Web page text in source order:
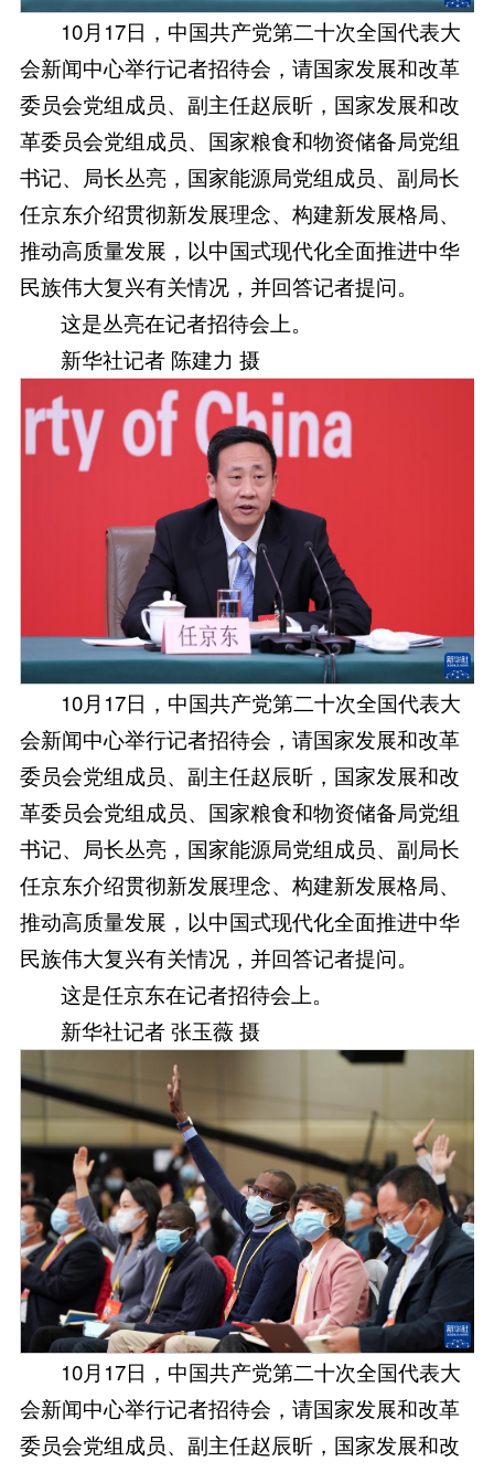
10月17日，中国共产党第二十次全国代表大
会新闻中心举行记者招待会，请国家发展和改革
委员会党组成员、副主任赵辰昕，国家发展和改
革委员会党组成员、国家粮食和物资储备局党组
书记、局长丛亮，国家能源局党组成员、副局长
任京东介绍贯彻新发展理念、构建新发展格局、
推动高质量发展，以中国式现代化全面推进中华
民族伟大复兴有关情况，并回答记者提问。
这是丛亮在记者招待会上。
新华社记者 陈建力 摄
10月17日，中国共产党第二十次全国代表大
会新闻中心举行记者招待会，请国家发展和改革
委员会党组成员、副主任赵辰昕，国家发展和改
革委员会党组成员、国家粮食和物资储备局党组
书记、局长丛亮，国家能源局党组成员、副局长
任京东介绍贯彻新发展理念、构建新发展格局、
推动高质量发展，以中国式现代化全面推进中华
民族伟大复兴有关情况，并回答记者提问。
这是任京东在记者招待会上。
新华社记者 张玉薇 摄
10月17日，中国共产党第二十次全国代表大
会新闻中心举行记者招待会，请国家发展和改革
委员会党组成员、副主任赵辰昕，国家发展和改